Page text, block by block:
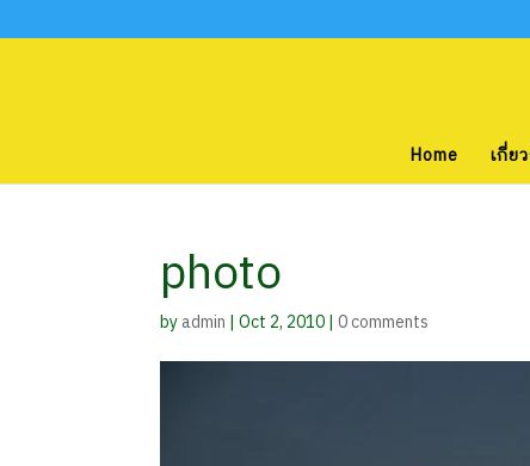
Home เกี่ย
photo
byadmin |Oct 2, 2010|0 comments